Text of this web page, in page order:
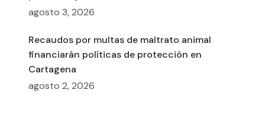
agosto 3, 2026
Recaudos por multas de maltrato animal
financiarán políticas de protección en
Cartagena
agosto 2, 2026